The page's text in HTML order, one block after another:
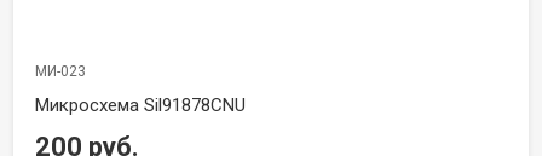
МИ-023
Микросхема Sil91878CNU
200 руб.